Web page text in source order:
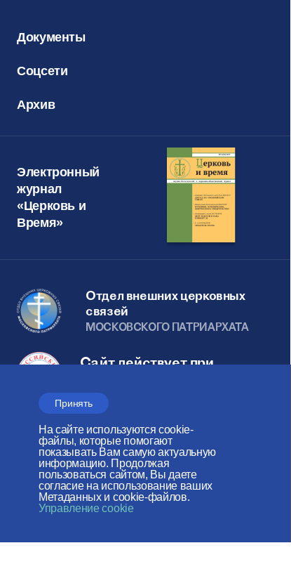
Принять
На сайте используются cookie-
файлы, которые помогают
показывать Вам самую актуальную
информацию. Продолжая
пользоваться сайтом, Вы даете
согласие на использование ваших
Метаданных и cookie-файлов.
Управление cookie
Документы
Соцсети
Архив
Электронный
журнал
«Церковь и
Время»
Отдел внешних церковных
связей
МОСКОВСКОГО ПАТРИАРХАТА
Сайт действует при
Российского фонда мира
Веб-сайт создан при содействии
Фонда поддержки христианской
культуры и наследия
Мы в социальных сетях: